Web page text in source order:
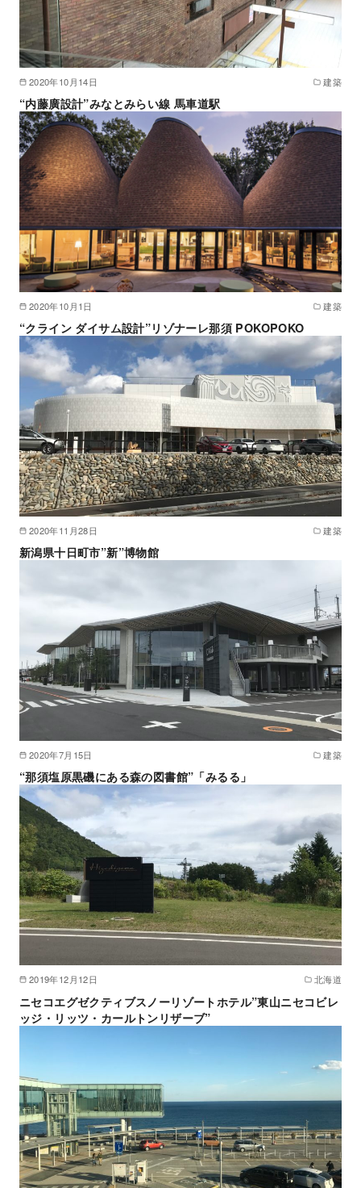
2020年10月14日 建築
“内藤廣設計”みなとみらい線 馬車道駅
2020年10月1日 建築
“クライン ダイサム設計”リゾナーレ那須 POKOPOKO
2020年11月28日 建築
新潟県十日町市”新”博物館
2020年7月15日 建築
“那須塩原黒磯にある森の図書館”「みるる」
2019年12月12日 北海道
ニセコエグゼクティブスノーリゾートホテル”東山ニセコビレ
ッジ・リッツ・カールトンリザーブ”